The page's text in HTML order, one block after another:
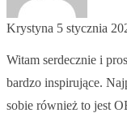
Krystyna 5 stycznia
Witam serdecznie i
bardzo inspirujące.
sobie również to jest